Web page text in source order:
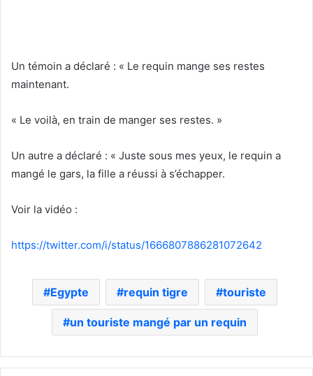
Un témoin a déclaré : « Le requin mange ses restes
maintenant.
« Le voilà, en train de manger ses restes. »
Un autre a déclaré : « Juste sous mes yeux, le requin a
mangé le gars, la fille a réussi à s’échapper.
Voir la vidéo :
https://twitter.com/i/status/1666807886281072642
Egypte requin tigre touriste
un touriste mangé par un requin